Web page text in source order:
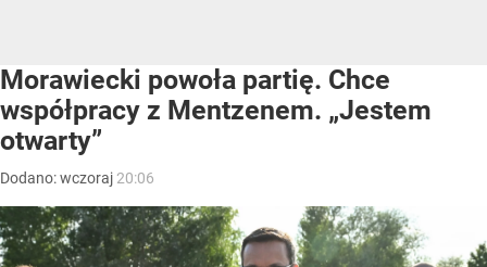
Morawiecki powoła partię. Chce
współpracy z Mentzenem. „Jestem
otwarty”
Dodano:wczoraj 20:06